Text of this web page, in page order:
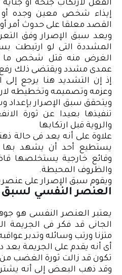
الفعل لارتكاب جنحة أو
إيذاء شخص معين وجده
القصد معلقا على حدوث أمر
ويعد سبق الإصرار وفق
المشددة التى لو ارتبطت
الغرض منه قتل شخص ما
عمدى مشدد ويقتضى ذلك رفع
إذ إن التشديد هنا يرجع إلى
وعزمه وتصميمه وتخطيطه
ويتحقق سبق الإصرار
تنفيذها بعيدا عن ثورة
والروية قبل ارتكابها
علاوة على أنه يعد فى حالة
يستطيع أحد أن يشهد بها
وقائع خارجية يستخلصها
والظروف المحيطة.
ويقوم سبق الإصرار على
العنصر النفسي لسبق
يعتبر العنصر النفسى هو
الجانى قد فكر فى الجريمة
متزنا ورتب وسائله وتدبر
أى أنه يقدم على الجريمة بعد
تكون قد زالت ثورة الغضب
وقد ذهب البعض إلى أنه